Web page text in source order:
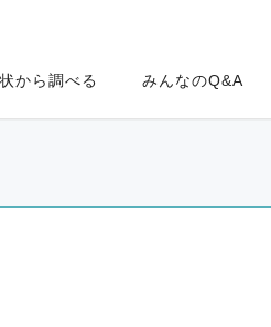
から調べる みんなのQ&A